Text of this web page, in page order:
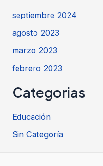
septiembre 2024
agosto 2023
marzo 2023
febrero 2023
Categorias
Educación
Sin Categoría